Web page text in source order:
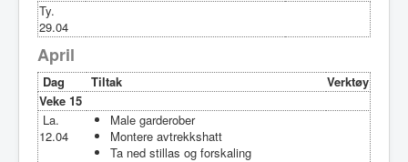
Ty.
29.04
April
Dag Tiltak
Verktøy
Veke 15
La.
12.04
Male garderober
Montere avtrekkshatt
Ta ned stillas og forskaling